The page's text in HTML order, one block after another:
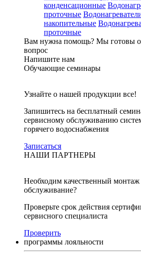
конденсационные
проточные
накопительные
проточные
Вам нужна помощь? Мы готовы
вопрос
Напишите нам
Обучающие семинары
Узнайте о нашей продукции все!
Запишитесь на бесплатный
сервисному обслуживанию
горячего водоснабжения
Записаться
НАШИ ПАРТНЕРЫ
Необходим качественный монтаж
обслуживание?
Проверьте срок действия
сервисного специалиста
Проверить
программы лояльности